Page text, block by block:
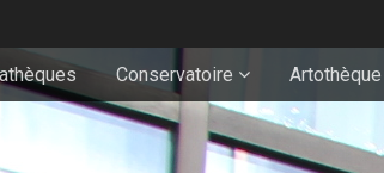
Conservatoire Artothèque